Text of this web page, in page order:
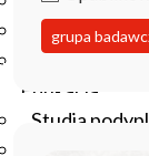
Otwarta
Edukacja
Studia
grupa